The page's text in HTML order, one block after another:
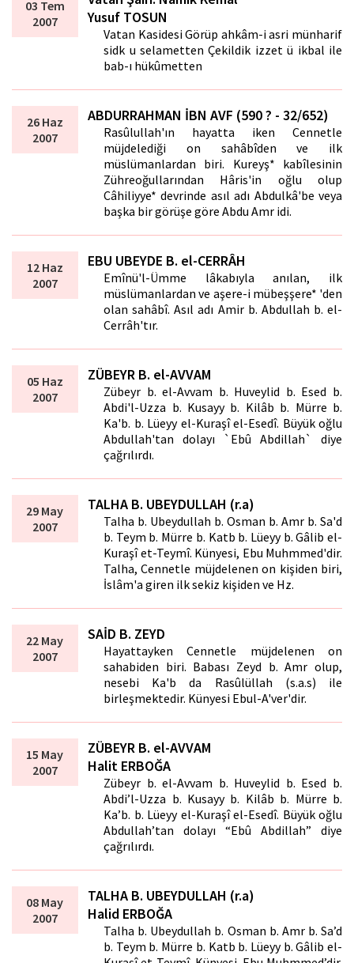
03 Tem
2007
Yusuf TOSUN
Vatan Kasidesi Görüp ahkâm-i asri münharif
sidk u selametten Çekildik izzet ü ikbal ile
bab-ı hükûmetten
26 Haz
2007
ABDURRAHMAN İBN AVF (590 ? - 32/652)
Rasûlullah'ın hayatta iken Cennetle
müjdelediği on sahâbîden ve ilk
müslümanlardan biri. Kureyş* kabîlesinin
Zühreoğullarından Hâris'in oğlu olup
Câhiliyye* devrinde asıl adı Abdulkâ'be veya
başka bir görüşe göre Abdu Amr idi.
12 Haz
2007
EBU UBEYDE B. el-CERRÂH
Emînü'l-Ümme lâkabıyla anılan, ilk
müslümanlardan ve aşere-i mübeşşere* 'den
olan sahâbî. Asıl adı Amir b. Abdullah b. el-
Cerrâh'tır.
05 Haz
2007
ZÜBEYR B. el-AVVAM
Zübeyr b. el-Avvam b. Huveylid b. Esed b.
Abdi'l-Uzza b. Kusayy b. Kilâb b. Mürre b.
Ka'b. b. Lüeyy el-Kuraşî el-Esedî. Büyük oğlu
Abdullah'tan dolayı `Ebû Abdillah` diye
çağrılırdı.
29 May
2007
TALHA B. UBEYDULLAH (r.a)
Talha b. Ubeydullah b. Osman b. Amr b. Sa'd
b. Teym b. Mürre b. Katb b. Lüeyy b. Gâlib el-
Kuraşî et-Teymî. Künyesi, Ebu Muhmmed'dir.
Talha, Cennetle müjdelenen on kişiden biri,
İslâm'a giren ilk sekiz kişiden ve Hz.
22 May
2007
SAİD B. ZEYD
Hayattayken Cennetle müjdelenen on
sahabiden biri. Babası Zeyd b. Amr olup,
nesebi Ka'b da Rasûlüllah (s.a.s) ile
birleşmektedir. Künyesi Ebul-A'ver'dir.
15 May
2007
ZÜBEYR B. el-AVVAM
Halit ERBOĞA
Zübeyr b. el-Avvam b. Huveylid b. Esed b.
Abdi’l-Uzza b. Kusayy b. Kilâb b. Mürre b.
Ka’b. b. Lüeyy el-Kuraşî el-Esedî. Büyük oğlu
Abdullah’tan dolayı “Ebû Abdillah” diye
çağrılırdı.
08 May
2007
TALHA B. UBEYDULLAH (r.a)
Halid ERBOĞA
Talha b. Ubeydullah b. Osman b. Amr b. Sa’d
b. Teym b. Mürre b. Katb b. Lüeyy b. Gâlib el-